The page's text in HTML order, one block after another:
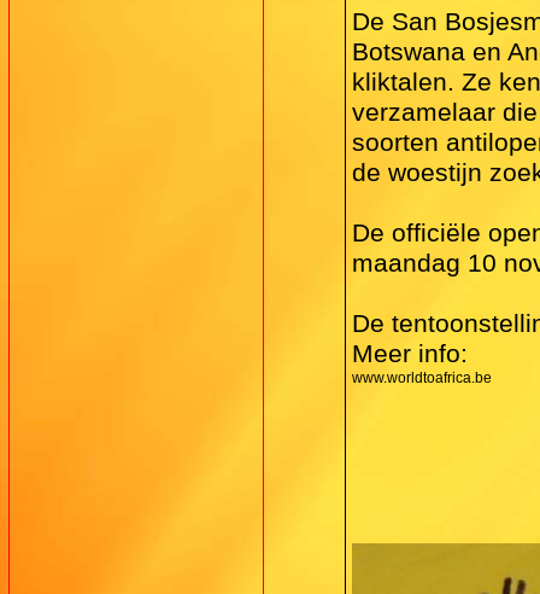
De San
Botswana en
kliktalen. Ze
verzamelaar
soorten
de woestijn
De officiële
maandag 10
De
Meer info:
www.worldtoafrica.be